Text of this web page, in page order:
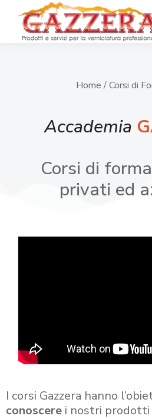
Home / Corsi di
Accademia
Corsi di
privati ed
I corsi Gazzera hanno
conoscere i nostri